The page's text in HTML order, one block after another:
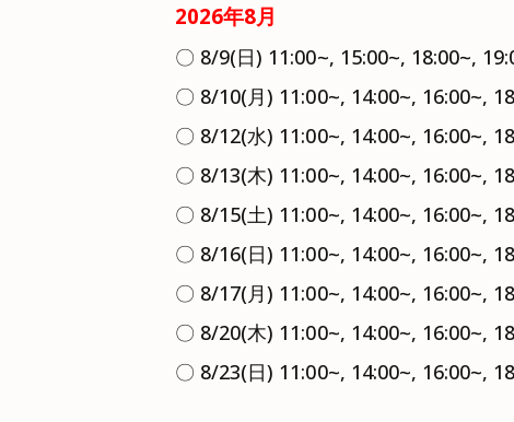
2026年8月
〇 8/9(日) 11:00~, 15:00~, 18:00~,
〇 8/10(月) 11:00~, 14:00~, 16:00~,
〇 8/12(水) 11:00~, 14:00~, 16:00~,
〇 8/13(木) 11:00~, 14:00~, 16:00~,
〇 8/15(土) 11:00~, 14:00~, 16:00~,
〇 8/16(日) 11:00~, 14:00~, 16:00~,
〇 8/17(月) 11:00~, 14:00~, 16:00~,
〇 8/20(木) 11:00~, 14:00~, 16:00~,
〇 8/23(日) 11:00~, 14:00~, 16:00~,